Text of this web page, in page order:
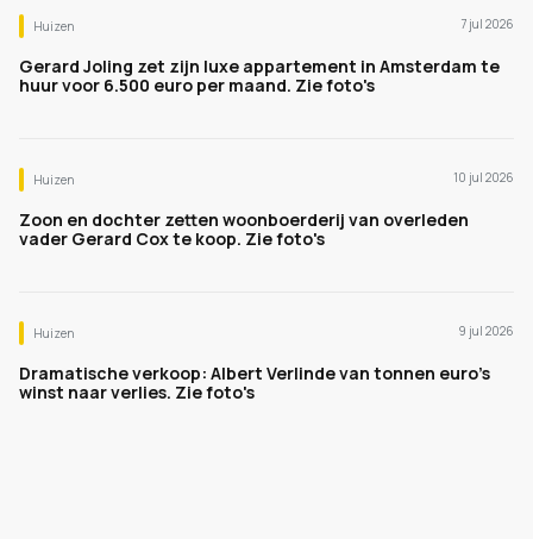
Huizen 7 jul 2026
Gerard Joling zet zijn luxe appartement in Amsterdam te
huur voor 6.500 euro per maand. Zie foto's
Huizen 10 jul 2026
Zoon en dochter zetten woonboerderij van overleden
vader Gerard Cox te koop. Zie foto's
Huizen 9 jul 2026
Dramatische verkoop: Albert Verlinde van tonnen euro's
winst naar verlies. Zie foto's